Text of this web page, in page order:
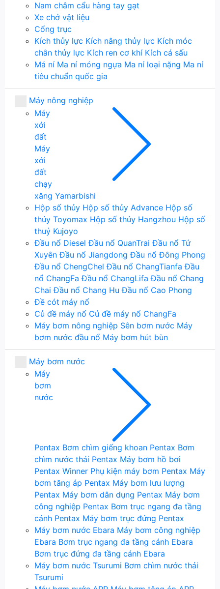
Nam châm cẩu hàng tay gạt
Xe chở vật liệu
Cổng trục
Kích thủy lực Kích nâng thủy lực Kích móc
chân thủy lực Kích ren cơ khí Kích cá sấu
Má ní Ma ní móng ngựa Ma ní loại nặng Ma ní
tiêu chuẩn quốc gia
Máy nông nghiệp
Máy
xới
đất
Máy
xới
đất
chạy
xăng Yamarbishi
Hộp số thủy Hộp số thủy Advance Hộp số
thủy Toyomax Hộp số thủy Hangzhou Hộp số
thuỷ Kujoyo
Đầu nổ Diesel Đầu nổ QuanTrai Đầu nổ Tứ
Xuyên Đầu nổ Jiangdong Đầu nổ Đông Phong
Đầu nổ ChengChel Đầu nổ ChangTianfa Đầu
nổ ChangFa Đầu nổ ChangLifa Đầu nổ Chang
Chai Đầu nổ Chang Hu Đầu nổ Cao Phong
Đề cót máy nổ
Củ đề máy nổ Củ đề máy nổ ChangFa
Máy bơm nông nghiệp Sên bơm nước Máy
bơm nước đầu nổ Máy bơm hút bùn
Máy bơm nước
Máy
bơm
nước
Pentax Bơm chìm giếng khoan Pentax Bơm
chìm nước thải Pentax Máy bơm hồ bơi
Pentax Winner Phụ kiện máy bơm Pentax Máy
bơm tăng áp Pentax Máy bơm lưu lượng
Pentax Máy bơm dân dụng Pentax Máy bơm
công nghiệp Pentax Bơm trục ngang đa tầng
cánh Pentax Máy bơm trục đứng Pentax
Máy bơm nước Ebara Máy bơm công nghiệp
Ebara Bơm trục ngang đa tầng cánh Ebara
Bơm trục đứng đa tầng cánh Ebara
Máy bơm nước Tsurumi Bơm chìm nước thải
Tsurumi